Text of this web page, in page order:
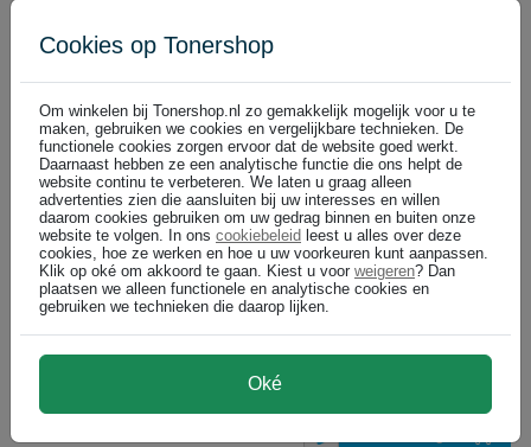
(€ 11,56 excl)
In winkelwagen
Sunware Square vouwkrat / blauw / kunststof / 32 liter
DIRECT LEVERBAAR € 16,99
In winkelwagen
Sunware Square vouwkrat / blauw / kunststof / 46 liter
DIRECT LEVERBAAR € 19,99
(€ 16,52 excl)
Cookies op Tonershop
Om winkelen bij Tonershop.nl zo gemakkelijk mogelijk voor u te
maken, gebruiken we cookies en vergelijkbare technieken. De
functionele cookies zorgen ervoor dat de website goed werkt.
Daarnaast hebben ze een analytische functie die ons helpt de
website continu te verbeteren. We laten u graag alleen
advertenties zien die aansluiten bij uw interesses en willen
daarom cookies gebruiken om uw gedrag binnen en buiten onze
website te volgen. In ons cookiebeleid leest u alles over deze
cookies, hoe ze werken en hoe u uw voorkeuren kunt aanpassen.
Klik op oké om akkoord te gaan. Kiest u voor weigeren? Dan
plaatsen we alleen functionele en analytische cookies en
gebruiken we technieken die daarop lijken.
Oké